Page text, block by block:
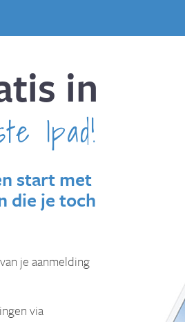
in
Ipad!
start met
die je toch
je aanmelding
via